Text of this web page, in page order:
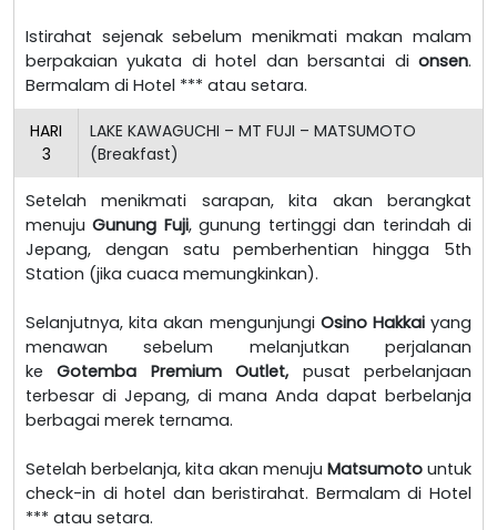
Istirahat sejenak sebelum menikmati makan malam
berpakaian yukata di hotel dan bersantai di onsen.
Bermalam di Hotel *** atau setara.
HARI
3
LAKE KAWAGUCHI – MT FUJI – MATSUMOTO
(Breakfast)
Setelah menikmati sarapan, kita akan berangkat
menuju Gunung Fuji, gunung tertinggi dan terindah di
Jepang, dengan satu pemberhentian hingga 5th
Station (jika cuaca memungkinkan).
Selanjutnya, kita akan mengunjungi Osino Hakkaiyang
menawan sebelum melanjutkan perjalanan
keGotemba Premium Outlet, pusat perbelanjaan
terbesar di Jepang, di mana Anda dapat berbelanja
berbagai merek ternama.
Setelah berbelanja, kita akan menuju Matsumoto untuk
check-in di hotel dan beristirahat. Bermalam di Hotel
*** atau setara.